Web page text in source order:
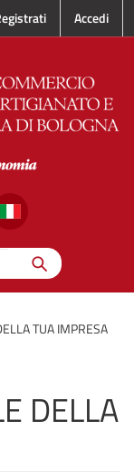
Accedi
stai cercando
Cerca
TUA IMPRESA
DELLA